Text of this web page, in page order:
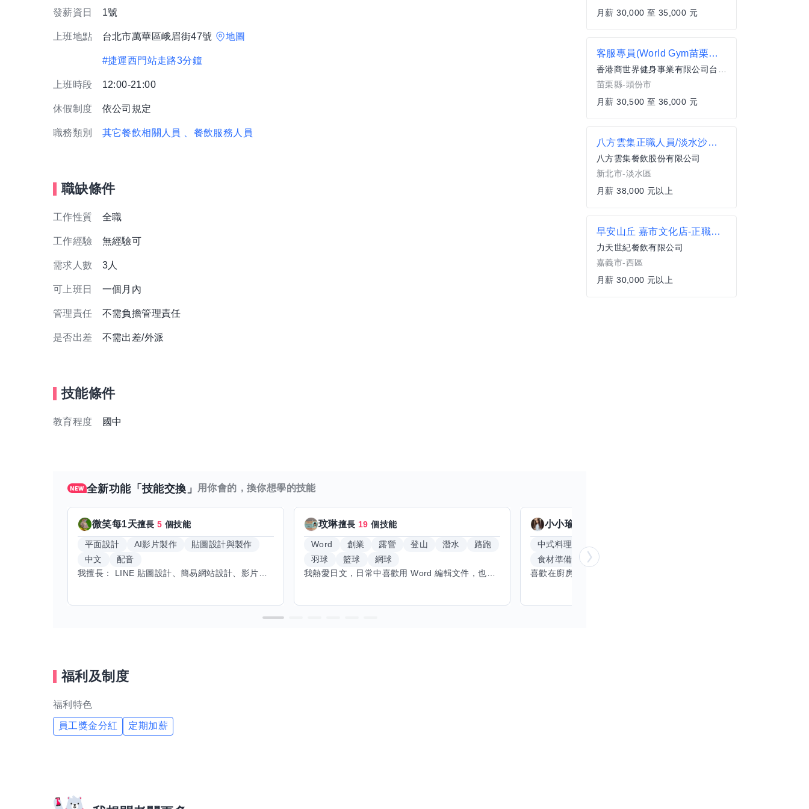
發薪資日 1號
上班地點 台北市萬華區峨眉街47號 地圖
#捷運西門站走路3分鐘
上班時段 12:00-21:00
休假制度 依公司規定
職務類別 其它餐飲相關人員 、餐飲服務人員
職缺條件
工作性質 全職
工作經驗 無經驗可
需求人數 3人
可上班日 一個月內
管理責任 不需負擔管理責任
是否出差 不需出差/外派
技能條件
教育程度 國中
全新功能「技能交換」 用你會的，換你想學的技能
微笑每1天擅長5 個技能
平面設計 AI影片製作
貼圖設計與製作
中文
配音
我擅長： LINE 貼圖設計、簡易網站設計、影片剪輯、配音、AI 影片創作、音樂創作（原創歌曲／純音樂／配樂） 希望交換技能： ① 游泳（想學：自由式、蝶式） 已會基礎蛙式、仰式，但姿勢尚未標準，希望有人協助修正動作、提升效率。 ② 鋼琴（目前約巴哈初階程度） ③ 英文（程度約 B1～B2） 交換方式： 捷運可到處，部分技能可線上交換。
玟琳擅長 19 個技能
Word 創業 露營 登山 潛水
路跑
羽球
籃球
網球
我熱愛日文，日常中喜歡用 Word 編輯文件，也對創業有不少想法。希望能找到願意和我交換技能的朋友，我願意分享日文和辦公軟體技巧，期待學習手繪和烏克麗麗，感受不同的藝術魅力。年長帶來沉澱與耐心，願與你互相成長，一同探索新領域的喜悅。
小小瑜
中式料理 食材知識
食材準備
中文
福利及制度
福利特色
員工獎金分紅 定期加薪
月薪 30,000 至 35,000 元
客服專員(World Gym苗栗頭份店)
香港商世界健身事業有限公司台灣分公司
苗栗縣-頭份市
月薪 30,500 至 36,000 元
八方雲集正職人員/淡水沙倫店
八方雲集餐飲股份有限公司
新北市-淡水區
月薪 38,000 元以上
早安山丘 嘉市文化店-正職人員
力天世紀餐飲有限公司
嘉義市-西區
月薪 30,000 元以上